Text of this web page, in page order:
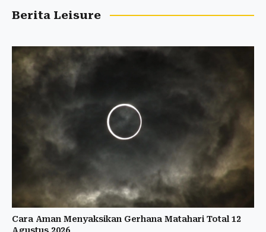
Berita Leisure
Cara Aman Menyaksikan Gerhana Matahari Total 12
Agustus 2026